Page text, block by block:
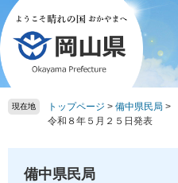
ペ
ー
ジ
の
先
頭
メ
ニ
ュ
ー
を
飛
現在地 トップページ > 備中県民局 >
令和８年５月２５日発表
備中県民局